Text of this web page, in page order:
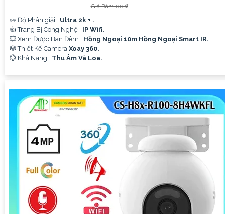
Giá Bán: 00 ₫
👀 Độ Phân giải : Ultra 2k + .
👍 Trang Bị Công Nghệ : IP Wifi.
💥 Xem Được Ban Đêm : Hồng Ngoại 10m Hồng Ngoại Smart IR.
🕸️ Thiết Kế Camera Xoay 360.
️💮 Khả Năng : Thu Âm Và Loa.